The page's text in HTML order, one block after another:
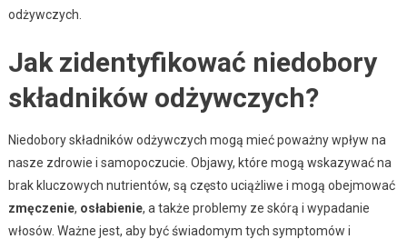
odżywczych.
Jak zidentyfikować niedobory
składników odżywczych?
Niedobory składników odżywczych mogą mieć poważny wpływ na
nasze zdrowie i samopoczucie. Objawy, które mogą wskazywać na
brak kluczowych nutrientów, są często uciążliwe i mogą obejmować
zmęczenie, osłabienie, a także problemy ze skórą i wypadanie
włosów. Ważne jest, aby być świadomym tych symptomów i